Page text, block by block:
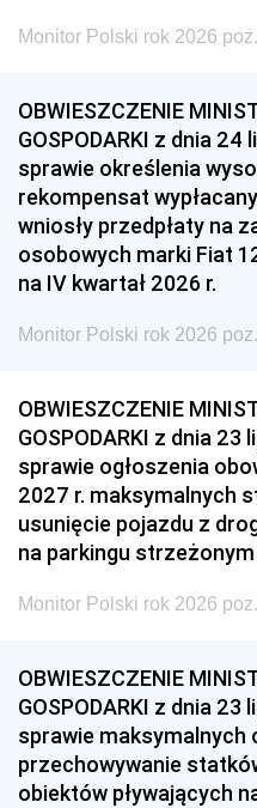
Monitor Polski rok 2026
OBWIESZCZENIE
GOSPODARKI z dnia 24
sprawie określenia
rekompensat
wniosły przedpłaty na
osobowych marki Fiat
na IV kwartał 2026 r.
Monitor Polski rok 2026
OBWIESZCZENIE
GOSPODARKI z dnia 23
sprawie ogłoszenia
2027 r. maksymalnych
usunięcie pojazdu z
na parkingu strzeżonym
Monitor Polski rok 2026
OBWIESZCZENIE
GOSPODARKI z dnia 23
sprawie maksymalnych
przechowywanie
obiektów pływających